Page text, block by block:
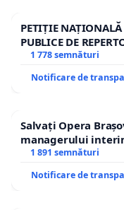
PETIȚIE NAȚIONALĂ
PUBLICE DE
1 778 semnături
Notificare de
Salvați Opera
managerului
1 891 semnături
Notificare de